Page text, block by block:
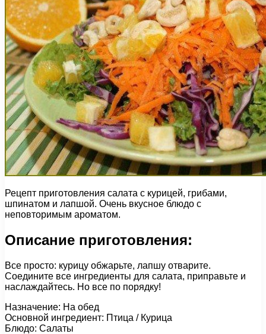
Рецепт приготовления салата с курицей, грибами,
шпинатом и лапшой. Очень вкусное блюдо с
неповторимым ароматом.
Описание приготовления:
Все просто: курицу обжарьте, лапшу отварите.
Соедините все ингредиенты для салата, приправьте и
наслаждайтесь. Но все по порядку!
Назначение: На обед
Основной ингредиент: Птица / Курица
Блюдо: Салаты